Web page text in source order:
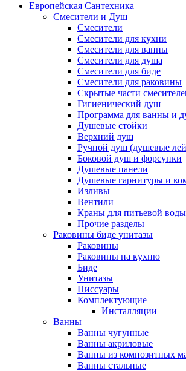
Европейская Сантехника
Смесители и Душ
Смесители
Смесители для кухни
Смесители для ванны
Смесители для душа
Смесители для биде
Смесители для раковины
Скрытые части
Гигиенический душ
Программа для ванны и
Душевые стойки
Верхний душ
Ручной душ (душевые
Боковой душ и форсунки
Душевые панели
Душевые гарнитуры и
Изливы
Вентили
Краны для питьевой воды
Прочие разделы
Раковины биде унитазы
Раковины
Раковины на кухню
Биде
Унитазы
Писсуары
Комплектующие
Инсталляции
Ванны
Ванны чугунные
Ванны акриловые
Ванны из композитных
Ванны стальные